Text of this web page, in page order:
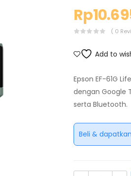
Rp
( 0
Add to
Epson EF-61G
dengan Google
serta Bluetooth.
Beli &